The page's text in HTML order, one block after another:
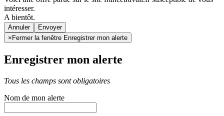
intéresser.
A bientôt.
Annuler
× Fermer la fenêtre Enregistrer mon alerte
Enregistrer mon alerte
Tous les champs sont obligatoires
Nom de mon alerte